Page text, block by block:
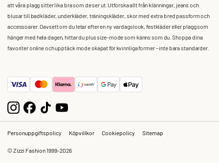
att våra plagg sitter lika bra som de ser ut. Utforska allt från klänningar, jeans och
blusar till badkläder, underkläder, träningskläder, skor med extra bred passform och
accessoarer. Oavsett om du letar efter en ny vardagslook, festkläder eller plagg som
hänger med hela dagen, hittar du plus size-mode som känns som du. Shoppa dina
favoriter online och upptäck mode skapat för kvinnliga former – inte bara standarder.
Personuppgiftspolicy Köpvillkor Cookiepolicy Sitemap
© Zizzi Fashion 1999-2026